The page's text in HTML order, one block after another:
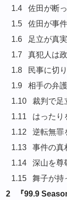
1.4
佐田が断
1.5
佐田が事
1.6
足立が真
1.7
真犯人は
1.8
民事に切
1.9
相手の弁
1.10
裁判で足
1.11
はったり
1.12
逆転無罪
1.13
事件の真
1.14
深山を尊
1.15
舞子が持
2
『99.9